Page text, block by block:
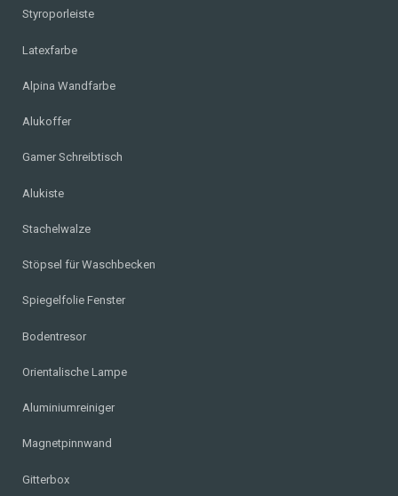
Styroporleiste
Latexfarbe
Alpina Wandfarbe
Alukoffer
Gamer Schreibtisch
Alukiste
Stachelwalze
Stöpsel für Waschbecken
Spiegelfolie Fenster
Bodentresor
Orientalische Lampe
Aluminiumreiniger
Magnetpinnwand
Gitterbox